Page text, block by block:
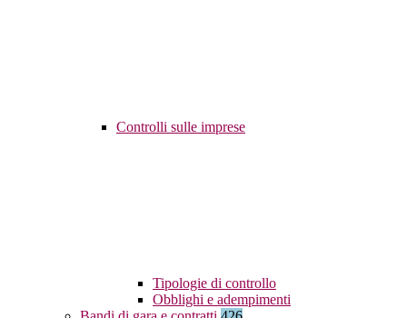
Controlli sulle imprese
Tipologie di controllo
Obblighi e adempimenti